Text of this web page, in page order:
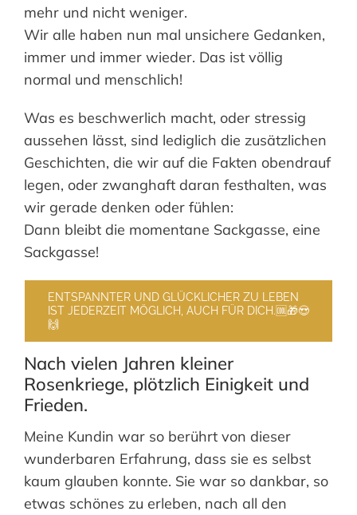
mehr und nicht weniger.
Wir alle haben nun mal unsichere Gedanken,
immer und immer wieder. Das ist völlig
normal und menschlich!
Was es beschwerlich macht, oder stressig
aussehen lässt, sind lediglich die zusätzlichen
Geschichten, die wir auf die Fakten obendrauf
legen, oder zwanghaft daran festhalten, was
wir gerade denken oder fühlen:
Dann bleibt die momentane Sackgasse, eine
Sackgasse!
ENTSPANNTER UND GLÜCKLICHER ZU LEBEN
IST JEDERZEIT MÖGLICH, AUCH FÜR DICH.🆒🎁😍
🙌
Nach vielen Jahren kleiner
Rosenkriege, plötzlich Einigkeit und
Frieden.
Meine Kundin war so berührt von dieser
wunderbaren Erfahrung, dass sie es selbst
kaum glauben konnte. Sie war so dankbar, so
etwas schönes zu erleben, nach all den